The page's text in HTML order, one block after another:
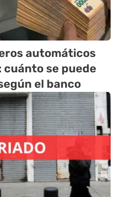
automáticos
se puede
el banco